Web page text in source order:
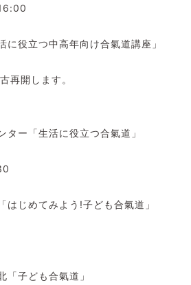
に役立つ中高年向け合氣道講座」
再開します。
ター「生活に役立つ合氣道」
はじめてみよう!子ども合氣道」
「子ども合氣道」